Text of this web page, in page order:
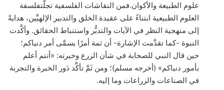
علوم الطبيعة والأكوان.فمن النقاشات الفلسفية تجلَّتفلسفة
العلوم الطبيعية ابتناءً على عقيدة الخلق والتدبير الإلهيَّين، هدايةً
إلى منهجية النظر في الآيات والتدبُّر واستنباط الحقائق. وأكَّدت
النبوة -كما تقدَّمت الإشارة- أن ثمة أمرًا يسمَّى أمر دنياكم؛
حين قال النبي للصحابة في شأن الزرع وخبرته: «أنتم أعلم
بأمور دنياكم» (أخرجه مسلم)؛ ومن ثَمَّ تأكَّد دَور الخبرة والتجربة
في الصناعات والزراعات وما إليه.